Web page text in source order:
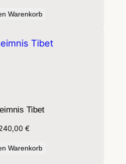
Warenkorb
Tibet
€
Warenkorb